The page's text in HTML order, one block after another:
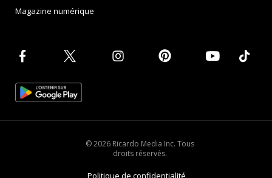
Magazine numérique
© 2026 Ricardo Media Inc. Tous
droits réservés.
Politique de confidentialité